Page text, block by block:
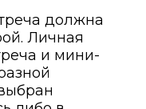
должна
Личная
и мини-